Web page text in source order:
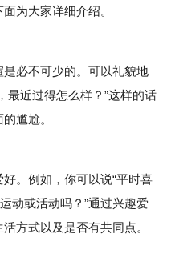
为大家详细介绍。
必不可少的。可以礼貌地
最近过得怎么样？”这样的话
尴尬。
。例如，你可以说“平时喜
动或活动吗？”通过兴趣爱
方式以及是否有共同点。